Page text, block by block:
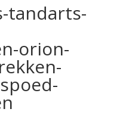
tandarts-
orion-